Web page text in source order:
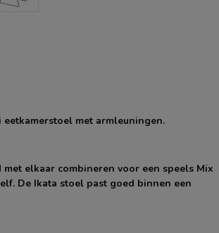
met armleuningen.
elkaar combineren voor een speels Mix
De Ikata stoel past goed binnen een